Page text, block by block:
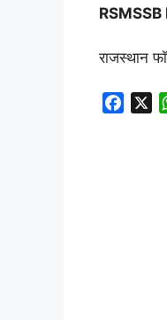
राजस्थान